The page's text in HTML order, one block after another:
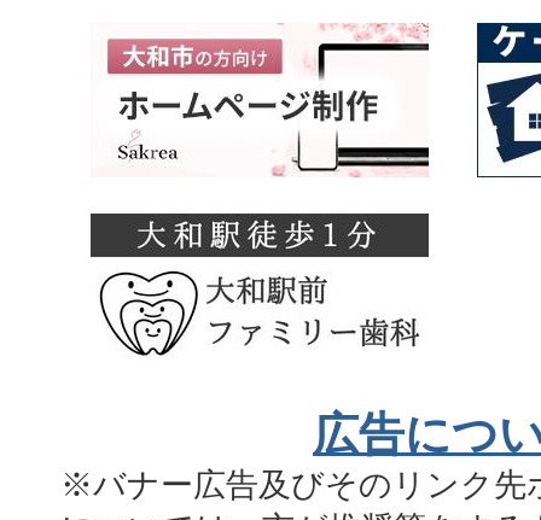
広告につ
※バナー広告及びそのリンク先